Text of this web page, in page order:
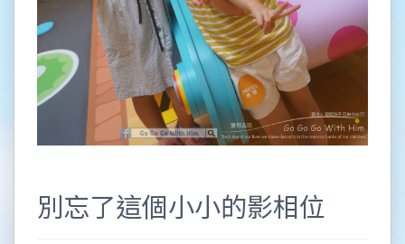
別忘了這個小小的影相位